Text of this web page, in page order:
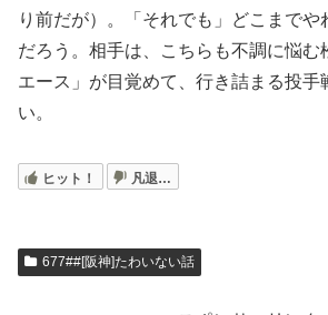
り前だが）。「それでも」どこまでや
だろう。相手は、こちらも不調に悩む
エース」が目覚めて、行き詰まる投手
い。
ヒット！ 凡退…
677##[阪神]たわいない話